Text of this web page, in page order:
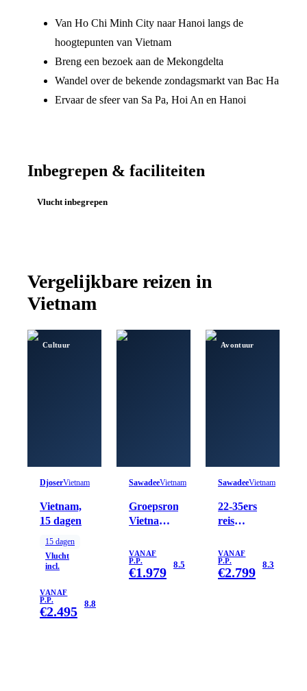
Van Ho Chi Minh City naar Hanoi langs de
hoogtepunten van Vietnam
Breng een bezoek aan de Mekongdelta
Wandel over de bekende zondagsmarkt van Bac Ha
Ervaar de sfeer van Sa Pa, Hoi An en Hanoi
Inbegrepen & faciliteiten
Vlucht inbegrepen
Vergelijkbare reizen in
Vietnam
Cultuur
DjoserVietnam
Vietnam,
15 dagen
15 dagen
Vlucht
incl.
VANAF
P.P.
€2.495 8.8
SawadeeVietnam
Groepsrondreis
Vietnam
VANAF
P.P.
€1.979 8.5
Avontuur
SawadeeVietnam
22-35ers
reis
VANAF
P.P.
€2.799 8.3